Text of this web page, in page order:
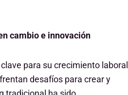
cambio e innovación
para su crecimiento laboral
desafíos para crear y